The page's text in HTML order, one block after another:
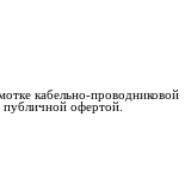
кабельно-проводниковой
публичной офертой.